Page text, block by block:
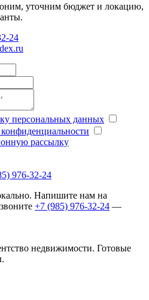
уточним бюджет и локацию,
24
персональных данных
рассылку
976-32-24
Напишите нам на
+7 (985) 976-32-24 —
недвижимости. Готовые